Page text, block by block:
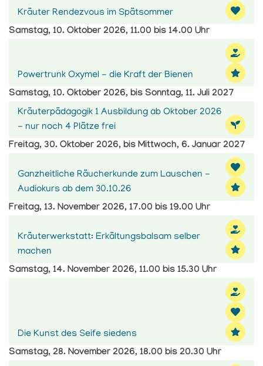
Kräuter Rendezvous im Spätsommer
Samstag, 10. Oktober 2026, 11.00 bis 14.00 Uhr
Powertrunk Oxymel - die Kraft der Bienen
Samstag, 10. Oktober 2026, bis Sonntag, 11. Juli 2027
Kräuterpädagogik 1 Ausbildung ab Oktober 2026
- nur noch 4 Plätze frei
Freitag, 30. Oktober 2026, bis Mittwoch, 6. Januar 2027
Ganzheitliche Räucherkunde zum Lauschen -
Audiokurs ab dem 30.10.26
Freitag, 13. November 2026, 17.00 bis 19.00 Uhr
Kräuterwerkstatt: Erkältungsbalsam selber
machen
Samstag, 14. November 2026, 11.00 bis 15.30 Uhr
Die Kunst des Seife siedens
Samstag, 28. November 2026, 18.00 bis 20.30 Uhr